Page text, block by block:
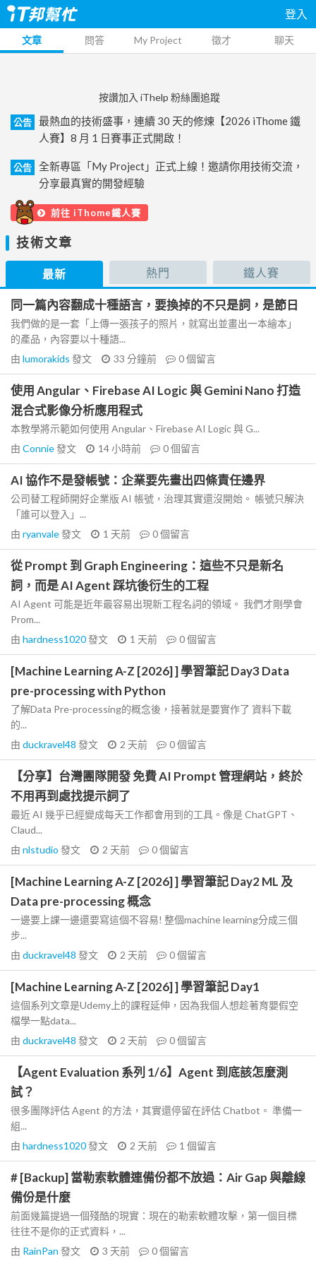
登入
文章 問答 My Project 徵才 聊天
按讚加入 iThelp 粉絲團追蹤
公告
最熱血的技術盛事，連續 30 天的修煉【2026 iThome 鐵
人賽】8 月 1 日賽事正式開啟！
公告
全新專區「My Project」正式上線！邀請你用技術交流，
分享最真實的開發經驗
前往 iThome鐵人賽
技術文章
最新 熱門 鐵人賽
同一篇內容翻成十種語言，要換掉的不只是詞，是節日
我們做的是一套「上傳一張孩子的照片，就寫出並畫出一本繪本」
的產品，內容要以十種語...
由 lumorakids 發文 33 分鐘前 0個留言
使用 Angular、Firebase AI Logic 與 Gemini Nano 打造
混合式影像分析應用程式
本教學將示範如何使用 Angular、Firebase AI Logic 與 G...
由 Connie發文 14 小時前 0個留言
AI 協作不是發帳號：企業要先畫出四條責任邊界
公司替工程師開好企業版 AI 帳號，治理其實還沒開始。 帳號只解決
「誰可以登入」...
由 ryanvale發文 1 天前 0個留言
從 Prompt 到 Graph Engineering：這些不只是新名
詞，而是 AI Agent 踩坑後衍生的工程
AI Agent 可能是近年最容易出現新工程名詞的領域。 我們才剛學會
Prom...
由 hardness1020發文 1 天前 0個留言
[Machine Learning A-Z [2026] ] 學習筆記 Day3 Data
pre-processing with Python
了解Data Pre-processing的概念後，接著就是要實作了 資料下載
的...
由 duckravel48 發文 2 天前 0個留言
【分享】台灣團隊開發 免費 AI Prompt 管理網站，終於
不用再到處找提示詞了
最近 AI 幾乎已經變成每天工作都會用到的工具。像是 ChatGPT、
Claud...
由 nlstudio 發文 2 天前 0個留言
[Machine Learning A-Z [2026] ] 學習筆記 Day2 ML 及
Data pre-processing 概念
一邊要上課一邊還要寫這個不容易! 整個machine learning分成三個
步...
由 duckravel48 發文 2 天前 0個留言
[Machine Learning A-Z [2026] ] 學習筆記 Day1
這個系列文章是Udemy上的課程延伸，因為我個人想趁著育嬰假空
檔學一點data...
由 duckravel48 發文 2 天前 0個留言
【Agent Evaluation 系列 1/6】Agent 到底該怎麼測
試？
很多團隊評估 Agent 的方法，其實還停留在評估 Chatbot。 準備一
組...
由 hardness1020發文 2 天前 1 個留言
# [Backup] 當勒索軟體連備份都不放過：Air Gap 與離線
備份是什麼
前面幾篇提過一個殘酷的現實：現在的勒索軟體攻擊，第一個目標
往往不是你的正式資料，...
由 RainPan 發文 3 天前 0個留言